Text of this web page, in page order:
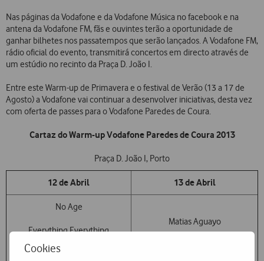
Cookies
Nas páginas da Vodafone e da Vodafone Música no facebook e na
antena da Vodafone FM, fãs e ouvintes terão a oportunidade de
ganhar bilhetes nos passatempos que serão lançados. A Vodafone FM,
rádio oficial do evento, transmitirá concertos em directo através de
um estúdio no recinto da Praça D. João I.
Entre este Warm-up de Primavera e o festival de Verão (13 a 17 de
Agosto) a Vodafone vai continuar a desenvolver iniciativas, desta vez
com oferta de passes para o Vodafone Paredes de Coura.
Cartaz do Warm-up Vodafone Paredes de Coura 2013
Praça D. João I, Porto
12 de Abril 13 de Abril
No Age
Everything Everything
The Wedding Present
Matias Aguayo